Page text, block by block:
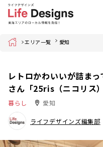
Home エリア一覧 愛知
レトロかわいいが詰ま
さん「25ris（ニコリス）
暮らし 愛知
ライフデザインズ編集部